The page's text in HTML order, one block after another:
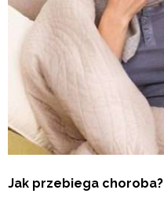
Jak przebiega choroba?